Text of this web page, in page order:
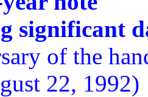
significant
of the
22, 1992)